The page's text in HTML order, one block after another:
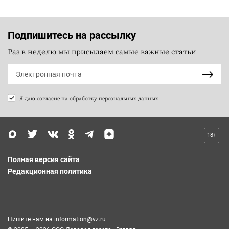
Подпишитесь на рассылку
Раз в неделю мы присылаем самые важные статьи
Я даю согласие на обработку персональных данных
18+
Полная версия сайта
Редакционная политика
Пишите нам на information@vz.ru